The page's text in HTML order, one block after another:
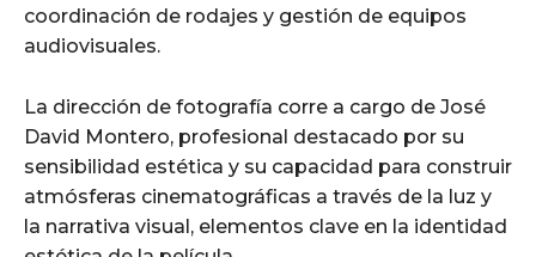
coordinación de rodajes y gestión de equipos
audiovisuales.
La dirección de fotografía corre a cargo de José
David Montero, profesional destacado por su
sensibilidad estética y su capacidad para construir
atmósferas cinematográficas a través de la luz y
la narrativa visual, elementos clave en la identidad